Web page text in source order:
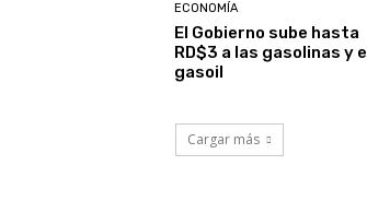
ECONOMÍA
El Gobierno sube hasta
RD$3 a las gasolinas y el
gasoil
Cargar más